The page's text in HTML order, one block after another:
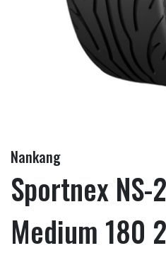
Nankang
Sportnex NS-
Medium 180